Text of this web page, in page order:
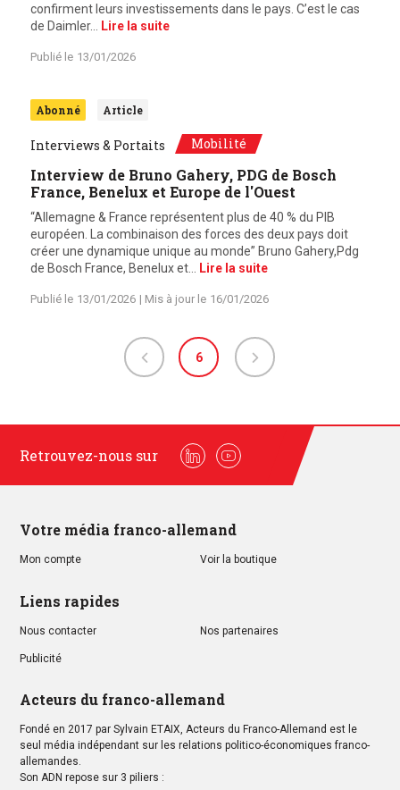
confirment leurs investissements dans le pays. C’est le cas
de Daimler…
Lire la suite
Publié le 13/01/2026
Abonné Article
Interviews & Portaits Mobilité
Interview de Bruno Gahery, PDG de Bosch
France, Benelux et Europe de l'Ouest
“Allemagne & France représentent plus de 40 % du PIB
européen. La combinaison des forces des deux pays doit
créer une dynamique unique au monde” Bruno Gahery,Pdg
de Bosch France, Benelux et…
Lire la suite
Publié le 13/01/2026 | Mis à jour le 16/01/2026
6
Retrouvez-nous sur
LinkedinYoutube
Votre média franco-allemand
Mon compte Voir la boutique
Liens rapides
Nous contacter Nos partenaires
Publicité
Acteurs du franco-allemand
Fondé en 2017 par Sylvain ETAIX, Acteurs du Franco-Allemand est le
seul média indépendant sur les relations politico-économiques franco-
allemandes.
Son ADN repose sur 3 piliers :